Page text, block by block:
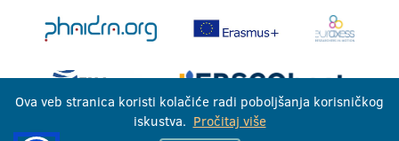
Ova veb stranica koristi kolačiće radi poboljšanja korisničkog
iskustva. Pročitaj više